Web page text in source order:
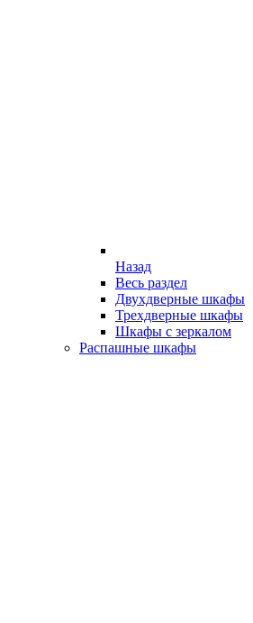
Назад
Весь раздел
Двухдверные шкафы
Трехдверные шкафы
Шкафы с зеркалом
Распашные шкафы